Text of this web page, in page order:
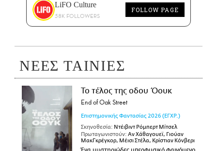
LiFO Culture
58K FOLLOWERS
FOLLOW PAGE
ΝΕΕΣ ΤΑΙΝΙΕΣ
Το τέλος της οδου Όουκ
End of Oak Street
Επιστημονικής Φαντασίας 2026 (ΕΓΧΡ.)
Σκηνοθεσία: Ντέιβιντ Ρόμπερτ Μίτσελ
Πρωταγωνιστούν: Αν Χάθαγουεϊ, Γιούαν
ΜακΓκρέγκορ, Μέισι Στέλα, Κρίστιαν Κόνβερι